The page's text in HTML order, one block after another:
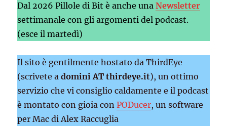
Dal 2026 Pillole di Bit è anche unaNewsletter
settimanale con gli argomenti del podcast.
(esce il martedì)
Il sito è gentilmente hostato da ThirdEye
(scrivete adomini AT thirdeye.it), un ottimo
servizio che vi consiglio caldamente e il podcast
è montato con gioia conPODucer, un software
per Mac di Alex Raccuglia